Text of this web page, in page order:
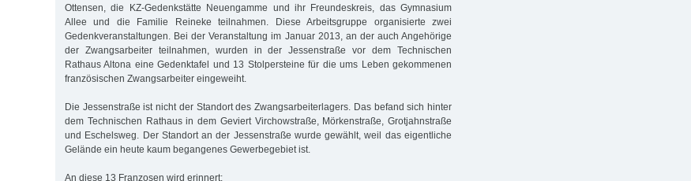
Ottensen, die KZ-Gedenkstätte Neuengamme und ihr Freundeskreis, das Gymnasium
Allee und die Familie Reineke teilnahmen. Diese Arbeitsgruppe organisierte zwei
Gedenkveranstaltungen. Bei der Veranstaltung im Januar 2013, an der auch Angehörige
der Zwangsarbeiter teilnahmen, wurden in der Jessenstraße vor dem Technischen
Rathaus Altona eine Gedenktafel und 13 Stolpersteine für die ums Leben gekommenen
französischen Zwangsarbeiter eingeweiht.
Die Jessenstraße ist nicht der Standort des Zwangsarbeiterlagers. Das befand sich hinter
dem Technischen Rathaus in dem Geviert Virchowstraße, Mörkenstraße, Grotjahnstraße
und Eschelsweg. Der Standort an der Jessenstraße wurde gewählt, weil das eigentliche
Gelände ein heute kaum begangenes Gewerbegebiet ist.
An diese 13 Franzosen wird erinnert: